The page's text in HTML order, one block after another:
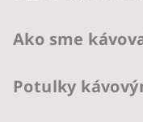
Ako sme
Potulky